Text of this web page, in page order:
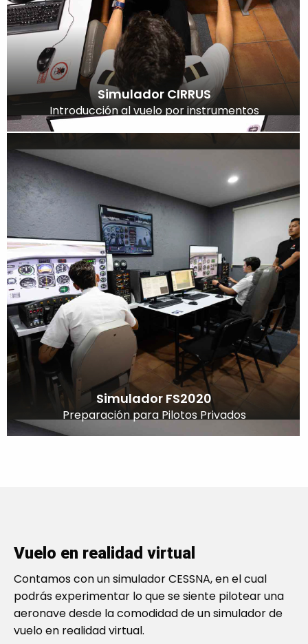
Simulador CIRRUS
Introducción al vuelo por instrumentos
Simulador FS2020
Preparación para Pilotos Privados
Vuelo en realidad virtual
Contamos con un simulador CESSNA, en el cual
podrás experimentar lo que se siente pilotear una
aeronave desde la comodidad de un simulador de
vuelo en realidad virtual.